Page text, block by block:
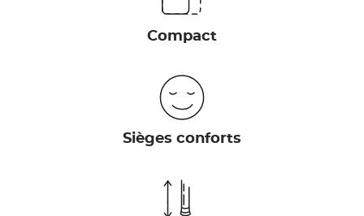
Compact
Sièges conforts